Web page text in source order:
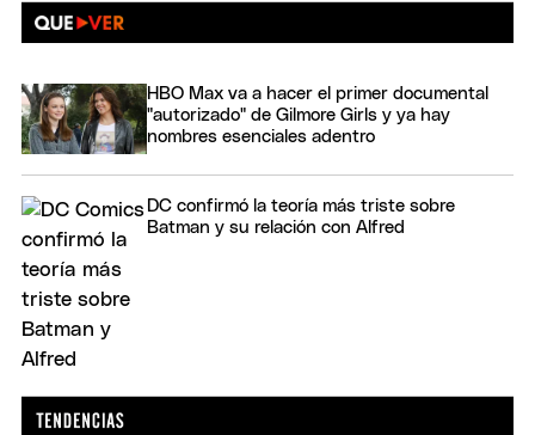
HBO Max va a hacer el primer documental
"autorizado" de Gilmore Girls y ya hay
nombres esenciales adentro
DC confirmó la teoría más triste sobre
Batman y su relación con Alfred